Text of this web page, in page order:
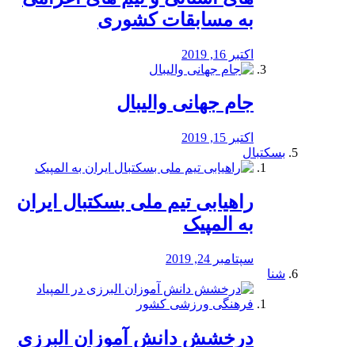
به مسابقات کشوری
اکتبر 16, 2019
جام جهانی والیبال
اکتبر 15, 2019
بسکتبال
راهیابی تیم ملی بسکتبال ایران
به المپیک
سپتامبر 24, 2019
شنا
درخشش دانش آموزان البرزی